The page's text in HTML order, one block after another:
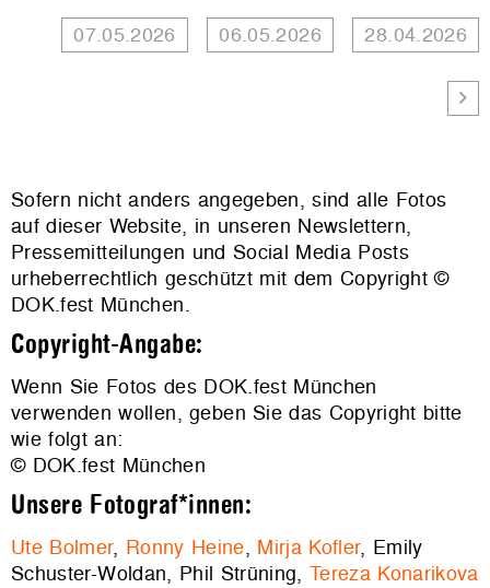
07.05.2026 06.05.2026 28.04.2026
Sofern nicht anders angegeben, sind alle Fotos
auf dieser Website, in unseren Newslettern,
Pressemitteilungen und Social Media Posts
urheberrechtlich geschützt mit dem Copyright ©
DOK.fest München.
Copyright-Angabe:
Wenn Sie Fotos des DOK.fest München
verwenden wollen, geben Sie das Copyright bitte
wie folgt an:
© DOK.fest München
Unsere Fotograf*innen:
Ute Bolmer, Ronny Heine, Mirja Kofler, Emily
Schuster-Woldan, Phil Strüning, Tereza Konarikova